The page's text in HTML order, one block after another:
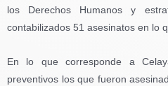
los Derechos Humanos y
contabilizados 51 asesinatos en lo
En lo que corresponde a
preventivos los que fueron